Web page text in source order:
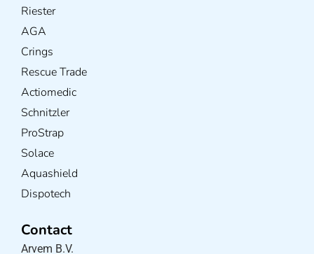
Riester
AGA
Crings
Rescue Trade
Actiomedic
Schnitzler
ProStrap
Solace
Aquashield
Dispotech
Contact
Arvem B.V.